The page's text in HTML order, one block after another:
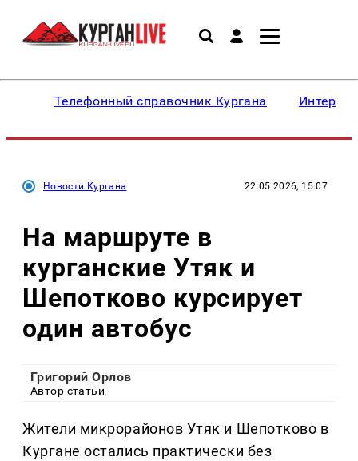
Телефонный справочник Кургана
Новости Кургана 22.05.2026, 15:07
На маршруте в
курганские Утяк и
Шепотково курсирует
один автобус
Григорий Орлов
Автор статьи
Жители микрорайонов Утяк и Шепотково в
Кургане остались практически без